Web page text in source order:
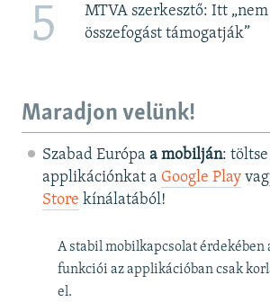
5
MTVA szerkesztő: Itt
összefogást támogatják”
Maradjon velünk!
Szabad Európa a mobilján:
applikációnkat a Google Play
Store kínálatából!
A stabil mobilkapcsolat érdekében
funkciói az applikációban csak
el.